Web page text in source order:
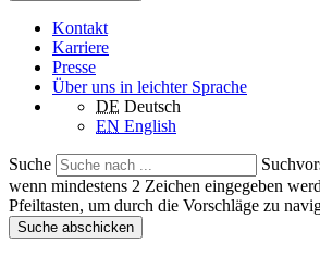
Kontakt
Karriere
Presse
Über uns in leichter Sprache
DE Deutsch
EN English
Suche
wenn mindestens 2 Zeichen eingegeben
Pfeiltasten, um durch die Vorschläge zu
Suche abschicken